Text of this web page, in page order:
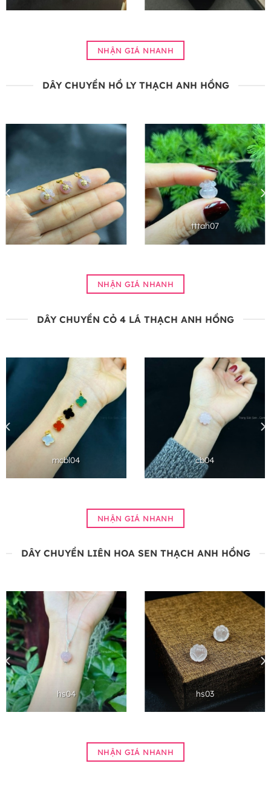
NHẬN GIÁ NHANH
DÂY CHUYỀN HỒ LY THẠCH ANH HỒNG
tttah07
NHẬN GIÁ NHANH
DÂY CHUYỀN CỎ 4 LÁ THẠCH ANH HỒNG
mcbl04 cb04
NHẬN GIÁ NHANH
DÂY CHUYỀN LIÊN HOA SEN THẠCH ANH HỒNG
hs04 hs03
NHẬN GIÁ NHANH